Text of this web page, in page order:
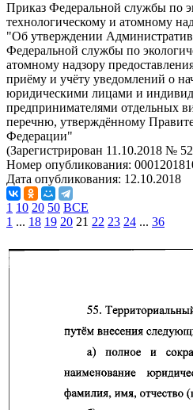
Приказ Федеральной службы по
технологическому и атомному
"Об утверждении
Федеральной службы по
атомному надзору
приёму и учёту уведомлений о
юридическими лицами и
предпринимателями отдельных
перечню, утверждённому
Федерации"
(Зарегистрирован 11.10.2018 №
Номер опубликования:
Дата опубликования: 12.10.2018
1 10 20 50 ВСЕ
1 ... 18 19 20 21 22 23 24 ... 36